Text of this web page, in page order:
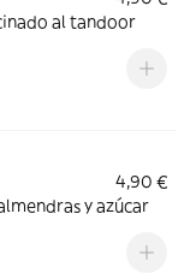
al tandoor
4,90 €
y azúcar